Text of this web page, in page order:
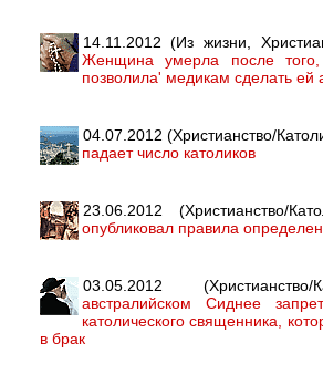
14.11.2012 (Из жизни,
Женщина умерла после
позволила' медикам сделать ей
04.07.2012 (Христианство/
падает число католиков
23.06.2012 (Христианство/
опубликовал правила
03.05.2012
австралийском Сиднее
католического священника,
в брак